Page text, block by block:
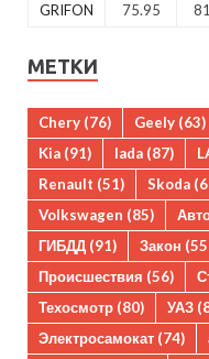
GRIFON
75.95
МЕТКИ
Chery (76) Geely (63)
Kia (91) lada (87)
Renault (51) Skoda
Volkswagen (85)
ГИБДД (91) Закон
Происшествия (56)
Техосмотр (80) УАЗ
Электросамокат (74)